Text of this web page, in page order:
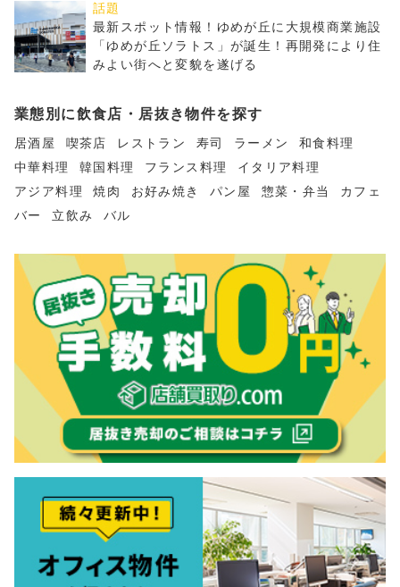
話題
最新スポット情報！ゆめが丘に大規模商業施設
「ゆめが丘ソラトス」が誕生！再開発により住
みよい街へと変貌を遂げる
業態別に飲食店・居抜き物件を探す
居酒屋 喫茶店 レストラン 寿司 ラーメン
和食料理
中華料理
韓国料理 フランス料理
イタリア料理
アジア料理
焼肉 お好み焼き パン屋 惣菜・弁当
カフェ
バー
立飲み バル